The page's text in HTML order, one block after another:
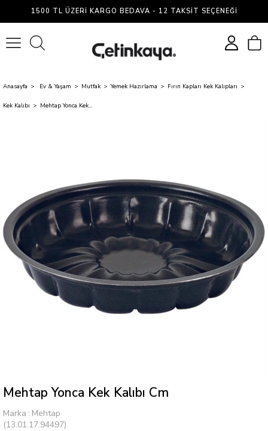
1500 TL ÜZERI KARGO BEDAVA - 12 TAKSIT SEÇENEĞI
Anasayfa Ev & Yaşam Mutfak Yemek Hazırlama Fırın Kapları Kek Kalıpları
Kek Kalıbı Mehtap Yonca Kek Kalıbı Cm
Mehtap Yonca Kek Kalıbı Cm
Marka : Mehtap
(13.01.17.94497)